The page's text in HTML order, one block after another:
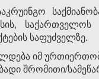
საფუძველზე.
იმ
შრომითი/